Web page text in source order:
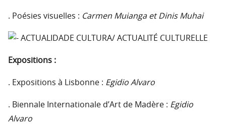
. Poésies visuelles : Carmen Muianga et Dinis Muhai
ACTUALIDADE CULTURA/ ACTUALITÉ CULTURELLE
Expositions :
. Expositions à Lisbonne : Egidio Alvaro
. Biennale Internationale d’Art de Madère : Egidio
Alvaro